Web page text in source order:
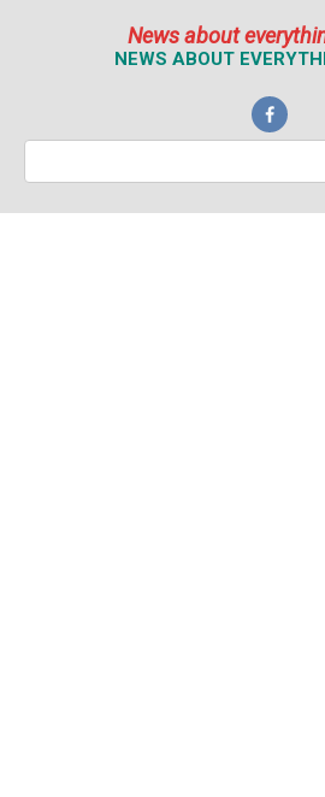
News about
NEWS ABOUT
Поиск: